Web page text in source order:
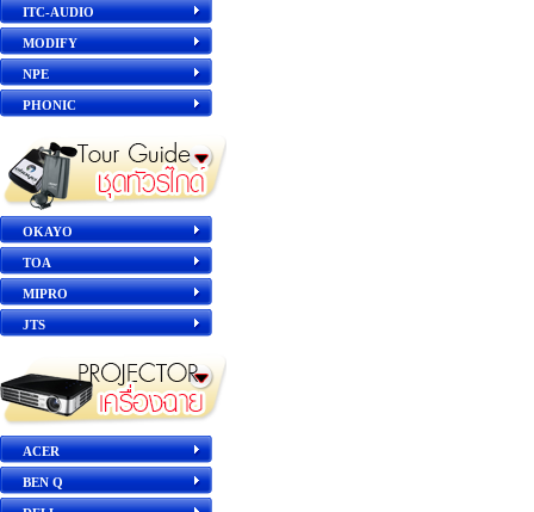
ITC-AUDIO
MODIFY
NPE
PHONIC
OKAYO
TOA
MIPRO
JTS
ACER
BEN Q